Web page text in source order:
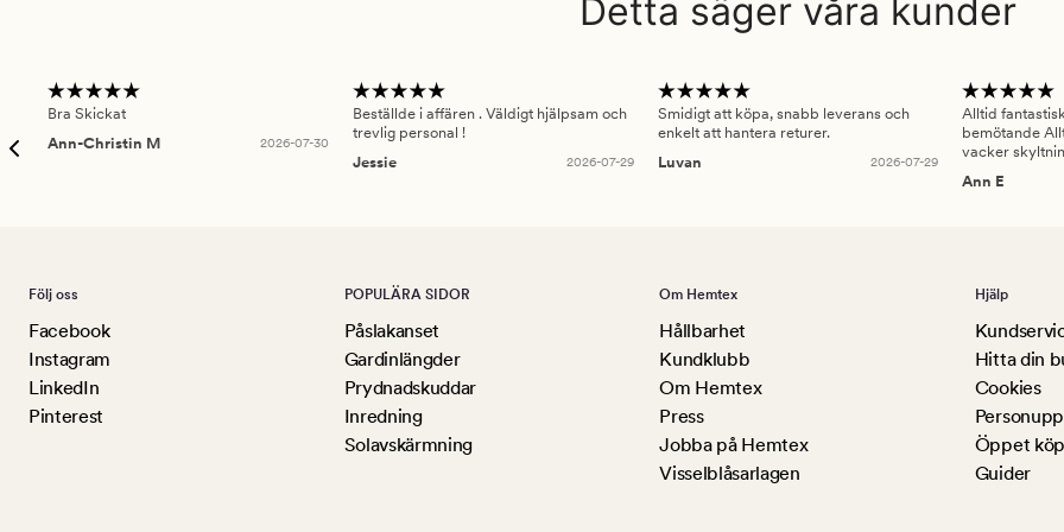
Detta säger våra kunder
Bra Skickat
Ann-Christin M
2026-07-30
Beställde i affären . Väldigt hjälpsam och
trevlig personal !
Jessie
2026-07-29
Smidigt att köpa, snabb leverans och
enkelt att hantera returer.
Luvan
2026-07-29
Alltid
bemötande
vacker
Ann E
Följ oss
Facebook
Instagram
LinkedIn
Pinterest
POPULÄRA SIDOR
Påslakanset
Gardinlängder
Prydnadskuddar
Inredning
Solavskärmning
Om Hemtex
Hållbarhet
Kundklubb
Om Hemtex
Press
Jobba på Hemtex
Visselblåsarlagen
Hjälp
Hitta din
Cookies
Öppet
Guider